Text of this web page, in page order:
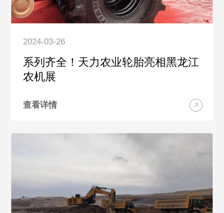
2024-03-26
系列齐全！天力农业轮胎亮相黑龙江
农机展
查看详情